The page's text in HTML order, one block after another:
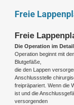
Freie
Freie
Die Operation im
Operation beginnt mit
Blutgefäße,
die den Lappen
Anschlussstelle
freipräpariert. Wenn die
ist und die
versorgenden